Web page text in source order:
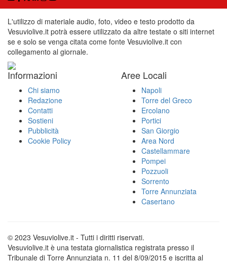
L'utilizzo di materiale audio, foto, video e testo prodotto da
Vesuviolive.it potrà essere utilizzato da altre testate o siti internet
se e solo se venga citata come fonte Vesuviolive.it con
collegamento al giornale.
Informazioni
Chi siamo
Redazione
Contatti
Sostieni
Pubblicità
Cookie Policy
Aree Locali
Napoli
Torre del Greco
Ercolano
Portici
San Giorgio
Area Nord
Castellammare
Pompei
Pozzuoli
Sorrento
Torre Annunziata
Casertano
© 2023 Vesuviolive.it - Tutti i diritti riservati.
Vesuviolive.it è una testata giornalistica registrata presso il
Tribunale di Torre Annunziata n. 11 del 8/09/2015 e iscritta al